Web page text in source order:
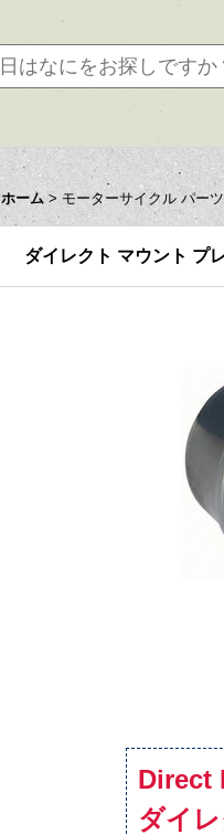
ホーム > モーターサイクル パーツ
ダイレクト マウント プ
Direct
ダイ